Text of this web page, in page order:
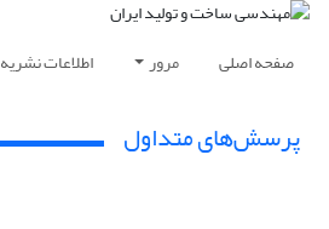
صفحه اصلی مرور اطلاعات نشریه
پرسش‌های متداول